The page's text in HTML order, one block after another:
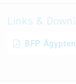
Kontakte zu
Unternehmen
Links &
BFP